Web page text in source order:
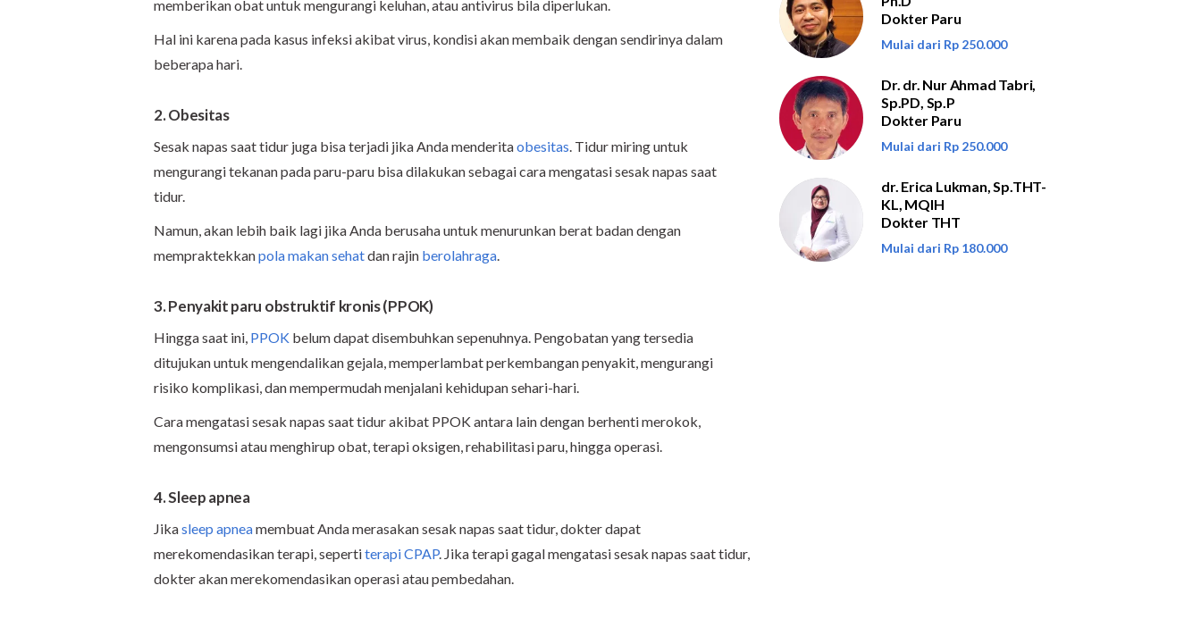
memberikan obat untuk mengurangi keluhan, atau antivirus bila diperlukan.
Hal ini karena pada kasus infeksi akibat virus, kondisi akan membaik dengan sendirinya dalam
beberapa hari.
2. Obesitas
Sesak napas saat tidur juga bisa terjadi jika Anda menderitaobesitas. Tidur miring untuk
mengurangi tekanan pada paru-paru bisa dilakukan sebagai cara mengatasi sesak napas saat
tidur.
Namun, akan lebih baik lagi jika Anda berusaha untuk menurunkan berat badan dengan
mempraktekkanpola makan sehatdan rajin berolahraga.
3. Penyakit paru obstruktif kronis (PPOK)
Hingga saat ini, PPOK belum dapat disembuhkan sepenuhnya. Pengobatan yang tersedia
ditujukan untuk mengendalikan gejala, memperlambat perkembangan penyakit, mengurangi
risiko komplikasi, dan mempermudah menjalani kehidupan sehari-hari.
Cara mengatasi sesak napas saat tidur akibat PPOK antara lain dengan berhenti merokok,
mengonsumsi atau menghirup obat, terapi oksigen, rehabilitasi paru, hingga operasi.
4. Sleep apnea
Jikasleep apneamembuat Anda merasakan sesak napas saat tidur, dokter dapat
merekomendasikan terapi, sepertiterapi CPAP. Jika terapi gagal mengatasi sesak napas saat tidur,
dokter akan merekomendasikan operasi atau pembedahan.